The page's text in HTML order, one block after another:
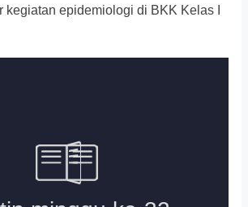
kegiatan epidemiologi di BKK Kelas I